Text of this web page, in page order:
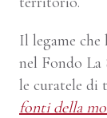
Il legame
nel Fondo La
le curatele di
fonti della